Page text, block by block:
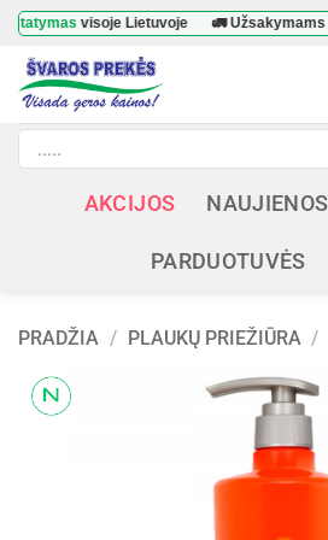
Skip
content
visoje Lietuvoje 🚛 Užsakymams nuo
Products
search
AKCIJOS NAUJIENOS
PARDUOTUVĖS
PRADŽIA / PLAUKŲ PRIEŽIŪRA /